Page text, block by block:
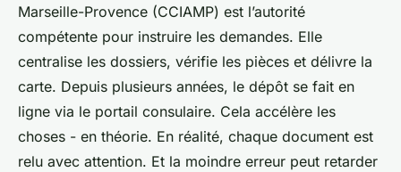
Marseille-Provence (CCIAMP) est l’autorité
compétente pour instruire les demandes. Elle
centralise les dossiers, vérifie les pièces et délivre la
carte. Depuis plusieurs années, le dépôt se fait en
ligne via le portail consulaire. Cela accélère les
choses - en théorie. En réalité, chaque document est
relu avec attention. Et la moindre erreur peut retarder